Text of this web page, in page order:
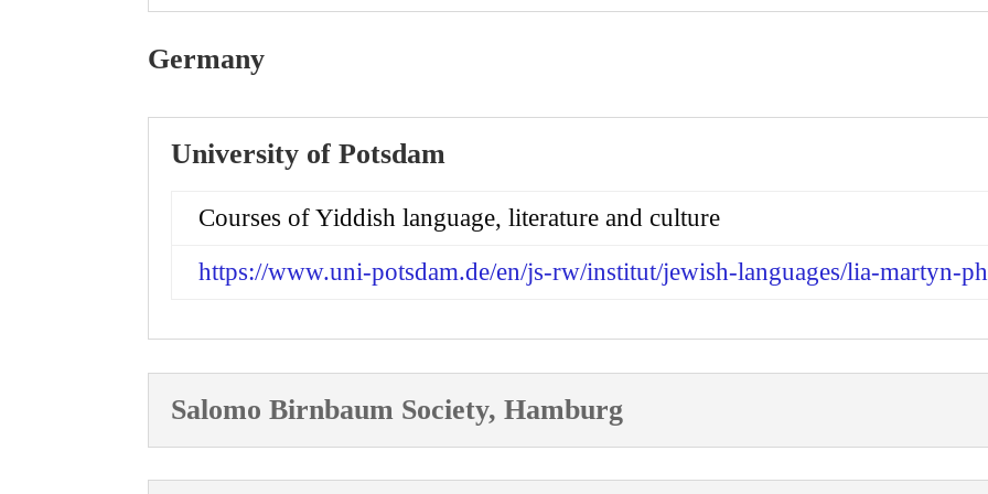
Germany
University of Potsdam
Courses of Yiddish language, literature and culture
https://www.uni-potsdam.de/en/js-rw/institut/jewish-languages/lia-martyn-
Salomo Birnbaum Society, Hamburg